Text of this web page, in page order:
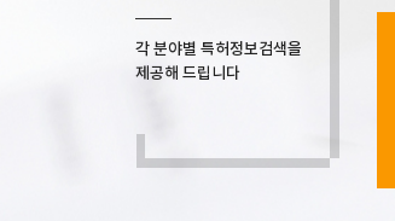
각 분야별 특허정보검색을
제공해 드립니다